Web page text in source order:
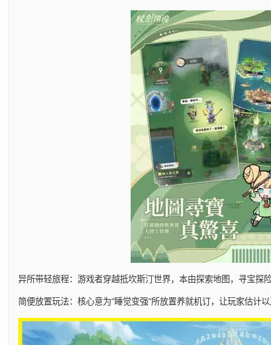
异所带轻旅程：游戏者穿越抵坎斯汀世界，本由探索地图，寻宝探
简便放置玩法：核心意为“睡觉变强”所放置养就机订，让玩家估计